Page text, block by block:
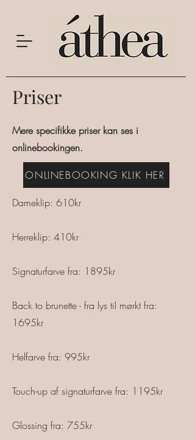
Priser
Mere specifikke priser kan ses i
onlinebookingen.
ONLINEBOOKING KLIK HER
Dameklip: 610kr
Herreklip: 410kr
Signaturfarve fra: 1895kr
Back to brunette - fra lys til mørkt fra:
1695kr
Helfarve fra: 995kr
Touch-up af signaturfarve fra: 1195kr
Glossing fra: 755kr